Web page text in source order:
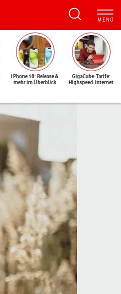
iPhone 18: Release &
mehr im Überblick
GigaCube-Tarife:
Highspeed-Internet